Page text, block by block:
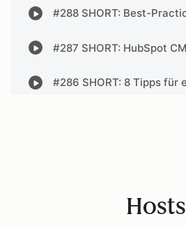
Hosts